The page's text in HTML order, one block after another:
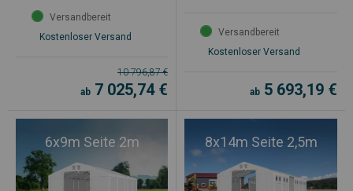
Versandbereit
Kostenloser Versand
10 796,87€
ab 7 025,74 €
Versandbereit
Kostenloser Versand
ab 5 693,19 €
6x9m Seite 2m 8x14m Seite 2,5m